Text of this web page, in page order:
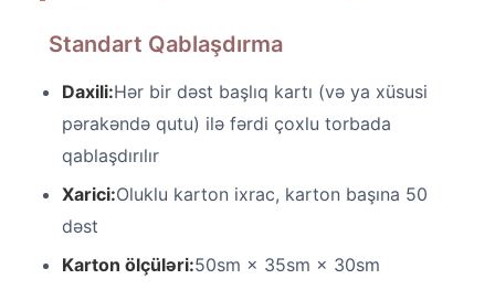
Standart Qablaşdırma
Daxili:Hər bir dəst başlıq kartı (və ya xüsusi
pərakəndə qutu) ilə fərdi çoxlu torbada
qablaşdırılır
Xarici:Oluklu karton ixrac, karton başına 50
dəst
Karton ölçüləri:50sm × 35sm × 30sm